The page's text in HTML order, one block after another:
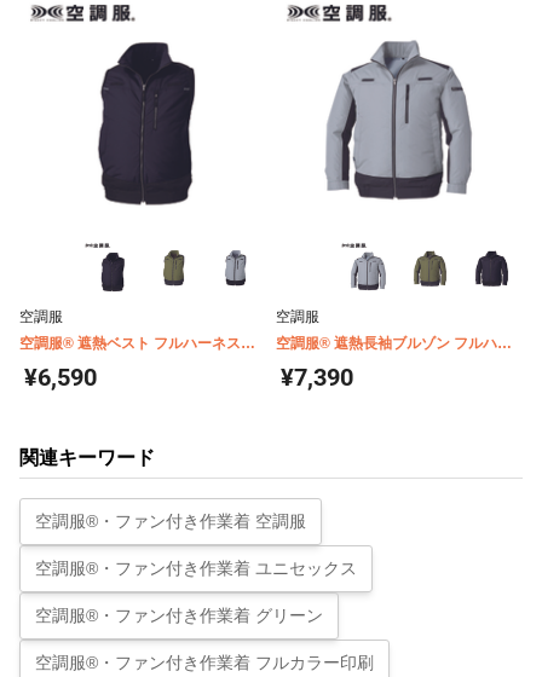
空調服
空調服® 遮熱ベスト フルハーネス対
品) KU92120
¥6,590
空調服
空調服® 遮熱長袖ブルゾン フルハー
単体商品) KU92110
¥7,390
関連キーワード
空調服®・ファン付き作業着 空調服
空調服®・ファン付き作業着 ユニセックス
空調服®・ファン付き作業着 グリーン
空調服®・ファン付き作業着 フルカラー印刷